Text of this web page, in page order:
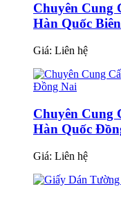
Chuyên Cung
Hàn Quốc
Giá: Liên hệ
Chuyên Cung
Hàn Quốc
Giá: Liên hệ